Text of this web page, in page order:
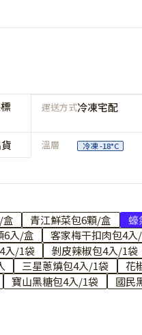
運送方式冷凍宅配
溫層 冷凍 -18°C
盒 青江鮮菜包6顆/盒
蠔
6入/盒
客家梅干扣肉包4入
入/1袋
剝皮辣椒包4入/1袋
三星蔥燒包4入/1袋
花
寶山黑糖包4入/1袋 國民